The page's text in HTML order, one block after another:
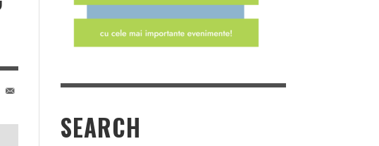
SEARCH